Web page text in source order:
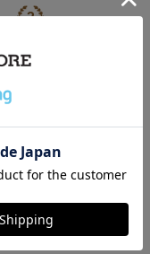
ウ タオルマフラー
2,500円